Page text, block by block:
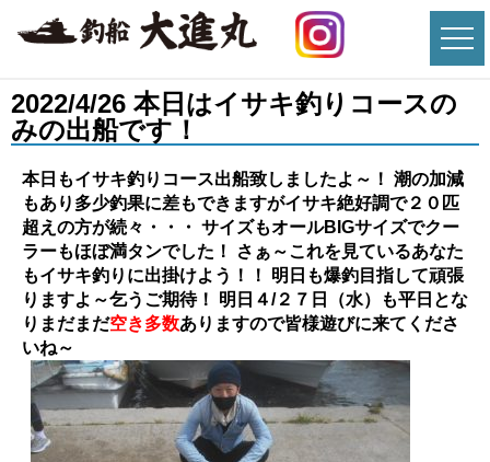
2022/4/26 本日はイサキ釣りコースの
みの出船です！
本日もイサキ釣りコース出船致しましたよ～！ 潮の加減
もあり多少釣果に差もできますがイサキ絶好調で２０匹
超えの方が続々・・・ サイズもオールBIGサイズでクー
ラーもほぼ満タンでした！ さぁ～これを見ているあなた
もイサキ釣りに出掛けよう！！ 明日も爆釣目指して頑張
りますよ～乞うご期待！ 明日４/２７日（水）も平日とな
りまだまだ空き多数ありますので皆様遊びに来てくださ
いね～